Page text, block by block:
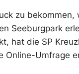
zu bekommen,
Seeburgpark
hat die SP
Online-Umfrage